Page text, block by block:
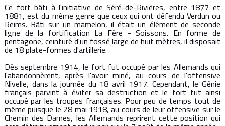
Ce fort bâti à l'initiative de Séré-de-Rivières, entre 1877 et
1881, est du même genre que ceux qui ont défendu Verdun ou
Reims. Bâti sur un mamelon, il était un élément de seconde
ligne de la fortification La Fère - Soissons. En forme de
pentagone, ceinturé d'un fossé large de huit mètres, il disposait
de 18 plate-formes d'artillerie.
Dès septembre 1914, le fort fut occupé par les Allemands qui
l'abandonnèrent, après l'avoir miné, au cours de l'offensive
Nivelle, dans la journée du 18 avril 1917. Cependant, le Génie
français parvint à éviter sa destruction et le fort fut ainsi
occupé par les troupes françaises. Pour peu de temps tout de
même puisque le 28 mai 1918, au cours de leur offensive sur le
Chemin des Dames, les Allemands reprirent cette position qui